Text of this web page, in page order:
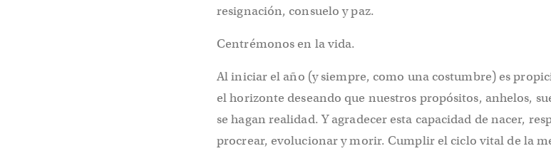
resignación, consuelo y paz.
Centrémonos en la vida.
Al iniciar el año (y siempre, como una costumbre) es
el horizonte deseando que nuestros propósitos, anhelos,
se hagan realidad. Y agradecer esta capacidad de nacer,
procrear, evolucionar y morir. Cumplir el ciclo vital de la